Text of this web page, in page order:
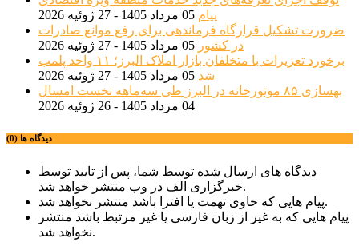
پیام 05 مرداد 1405 - 27 ژوئیه 2026
ضرورت تشکیل قرارگاه فرماندهی برای رفع موانع صادرات
در کشور 05 مرداد 1405 - 27 ژوئیه 2026
برخورد تعزیرات با متخلفان بازار املاک البرز؛ ۱۱ واحد پلمب
شد 05 مرداد 1405 - 27 ژوئیه 2026
بهسازی ۸۵ موتورخانه در البرز طی سه‌ماهه نخست امسال
04 مرداد 1405 - 26 ژوئیه 2026
دیدگاه ها (0)
دیدگاه های ارسال شده توسط شما، پس از تایید توسط
خبرگزاری الف در وب منتشر خواهد شد.
پیام هایی که حاوی تهمت یا افترا باشد منتشر نخواهد شد.
پیام هایی که به غیر از زبان فارسی یا غیر مرتبط باشد منتشر
نخواهد شد.